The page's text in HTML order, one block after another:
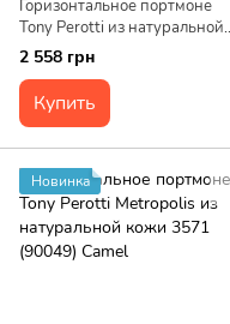
Горизонтальное портмоне
Tony Perotti из натуральной
кожи Metropolis 3559 (90043)
2 558 грн
Купить
Новинка